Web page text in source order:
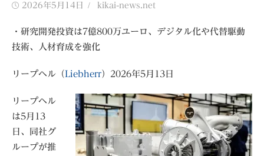
Posted
2026年5月14日 Author
kikai-news.net
・研究開発投資は7億800万ユーロ、デジタル化や代替駆動
技術、人材育成を強化
リープヘル（ Liebherr）2026年5月13日
リープヘル
は5月13
日、同社グ
ループが推